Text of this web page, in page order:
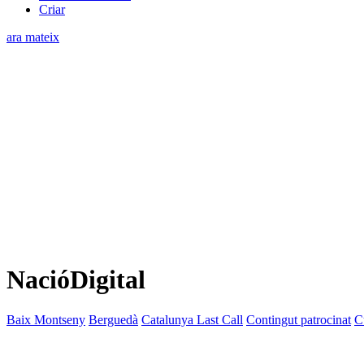
Criar
ara mateix
NacióDigital
Baix Montseny Berguedà Catalunya Last Call Contingut patrocinat